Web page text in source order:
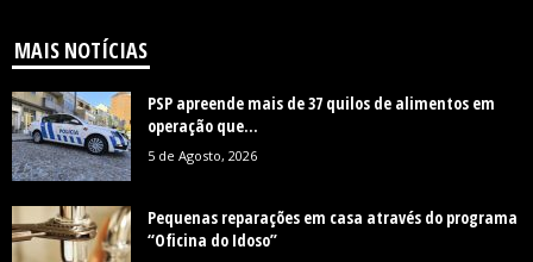
MAIS NOTÍCIAS
PSP apreende mais de 37 quilos de alimentos em
operação que...
5 de Agosto, 2026
Pequenas reparações em casa através do programa
“Oficina do Idoso”